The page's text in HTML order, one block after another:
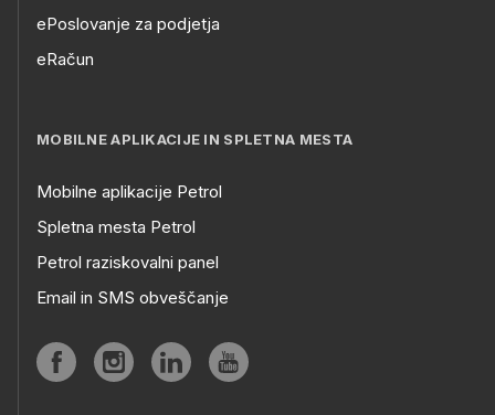
ePoslovanje za podjetja
eRačun
MOBILNE APLIKACIJE IN SPLETNA MESTA
Mobilne aplikacije Petrol
Spletna mesta Petrol
Petrol raziskovalni panel
Email in SMS obveščanje